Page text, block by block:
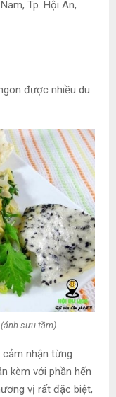
Tp. Hội An,
được nhiều du
sưu tầm)
nhận từng
kèm với phần hến
vị rất đặc biệt,